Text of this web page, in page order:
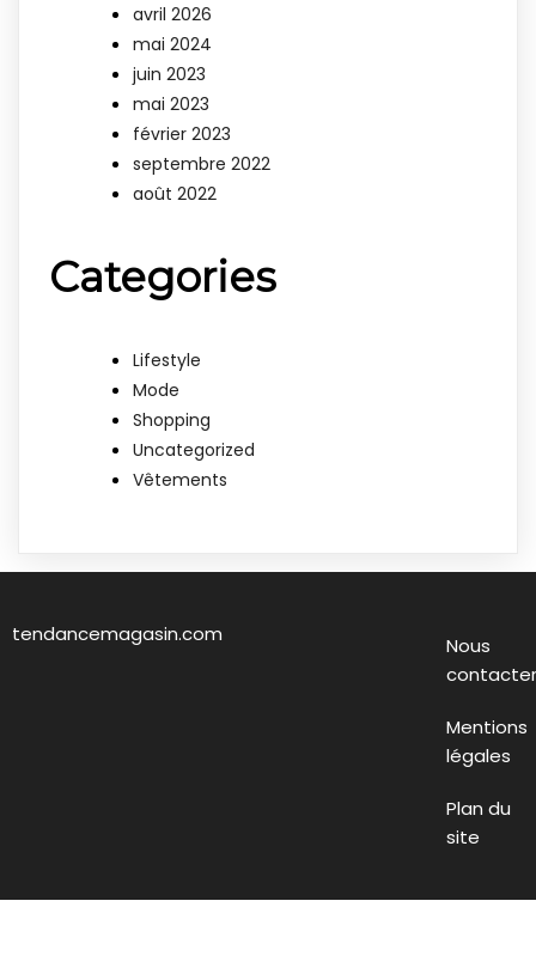
avril 2026
mai 2024
juin 2023
mai 2023
février 2023
septembre 2022
août 2022
Categories
Lifestyle
Mode
Shopping
Uncategorized
Vêtements
tendancemagasin.com
Nous
contacter
Mentions
légales
Plan du
site